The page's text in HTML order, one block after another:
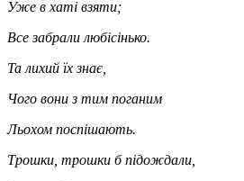
Уже в хаті взяти;
Все забрали любісінько.
Та лихий їх знає,
Чого вони з тим поганим
Льохом поспішають.
Трошки, трошки б підождали,